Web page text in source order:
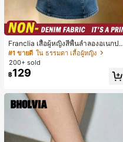
Franclia เสื้อผู้หญิงสีพื้นลำลองอเนกปร
ะสงค์สำหรับใส่ประจำวัน
#1 ขายดี ใน ธรรมดา เสื้อผู้หญิง
200+ sold
฿129